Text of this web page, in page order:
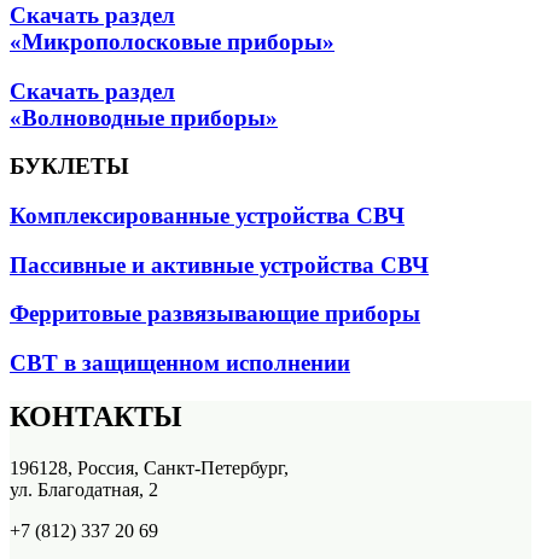
Скачать раздел
«Микрополосковые приборы»
Скачать раздел
«Волноводные приборы»
БУКЛЕТЫ
Комплексированные устройства СВЧ
Пассивные и активные устройства СВЧ
Ферритовые развязывающие приборы
СВТ в защищенном исполнении
КОНТАКТЫ
196128, Россия, Санкт-Петербург,
ул. Благодатная, 2
+7 (812) 337 20 69